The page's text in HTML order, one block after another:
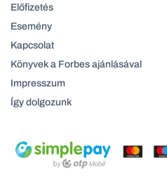
Előfizetés
Esemény
Kapcsolat
Könyvek a Forbes ajánlásával
Impresszum
Így dolgozunk